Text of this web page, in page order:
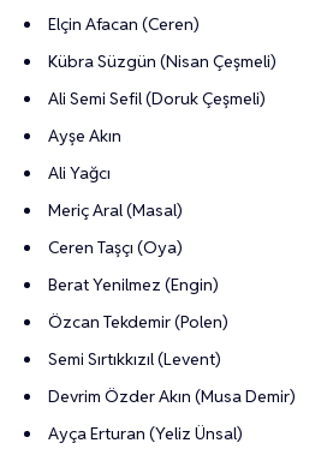
Elçin Afacan (Ceren)
Kübra Süzgün (Nisan Çeşmeli)
Ali Semi Sefil (Doruk Çeşmeli)
Ayşe Akın
Ali Yağcı
Meriç Aral (Masal)
Ceren Taşçı (Oya)
Berat Yenilmez (Engin)
Özcan Tekdemir (Polen)
Semi Sırtıkkızıl (Levent)
Devrim Özder Akın (Musa Demir)
Ayça Erturan (Yeliz Ünsal)